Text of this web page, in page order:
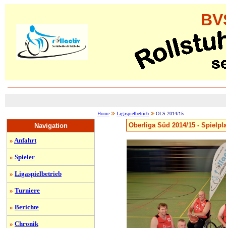
Home Ligaspielbetrieb OLS 2014/15
Navigation
» Anfahrt
» Spieler
» Ligaspielbetrieb
» Turniere
» Berichte
» Chronik
Oberliga Süd 2014/15 -